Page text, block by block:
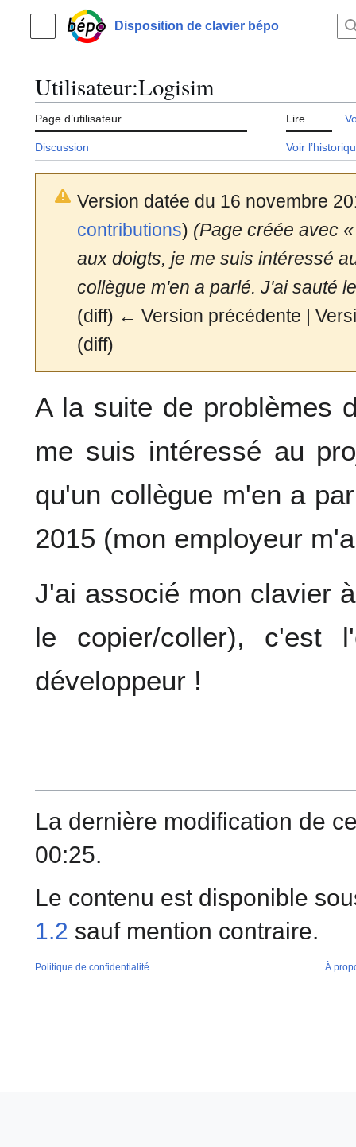
contenu
Menu principalDisposition de clavier bépo
Utilisateur:Logisim
Page d’utilisateur
Discussion
Lire
Voir
Version datée du 16 novembre
contributions) (Page créée avec
aux doigts, je me suis intéressé
collègue m'en a parlé. J'ai sauté
(diff) ← Version précédente |
(diff)
A la suite de problèmes
me suis intéressé au
qu'un collègue m'en a
2015 (mon employeur
J'ai associé mon clavier
le copier/coller), c'est
développeur !
La dernière modification de
00:25.
Le contenu est disponible
1.2 sauf mention contraire.
Politique de confidentialité À